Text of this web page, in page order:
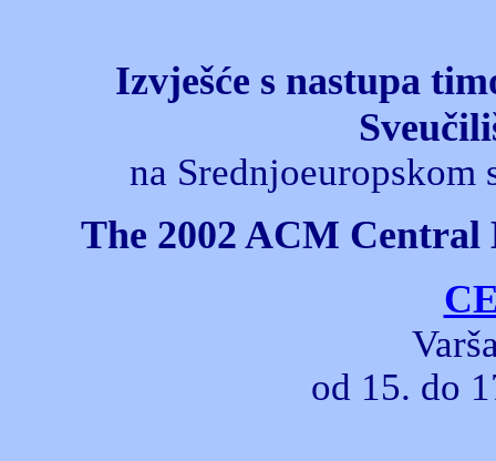
Izvješće s nastupa
na Srednjoeuropskom
The 2002 ACM
od 15. do